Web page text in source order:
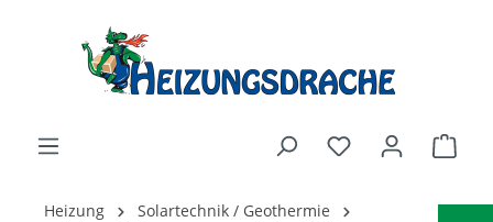
Heizung
Solartechnik / Geothermie